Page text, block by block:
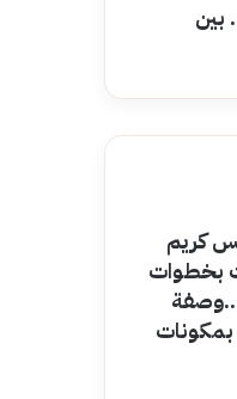
بين
كريم
بخطوات